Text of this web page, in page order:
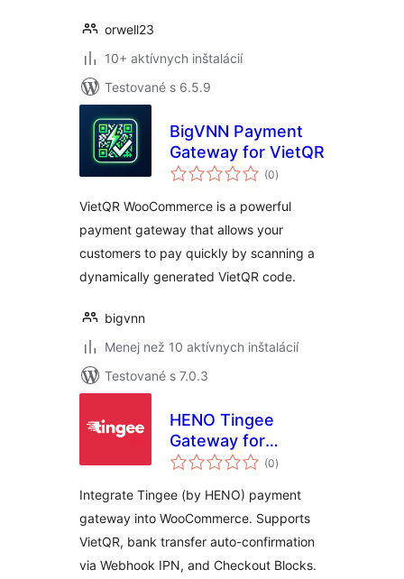
orwell23
10+ aktívnych inštalácií
Testované s 6.5.9
BigVNN Payment
Gateway for VietQR
(0celkové
hodnotenie
)
VietQR WooCommerce is a powerful
payment gateway that allows your
customers to pay quickly by scanning a
dynamically generated VietQR code.
bigvnn
Menej než 10 aktívnych inštalácií
Testované s 7.0.3
HENO Tingee
Gateway for
WooCommerce
(0celkové
hodnotenie
)
Integrate Tingee (by HENO) payment
gateway into WooCommerce. Supports
VietQR, bank transfer auto-confirmation
via Webhook IPN, and Checkout Blocks.